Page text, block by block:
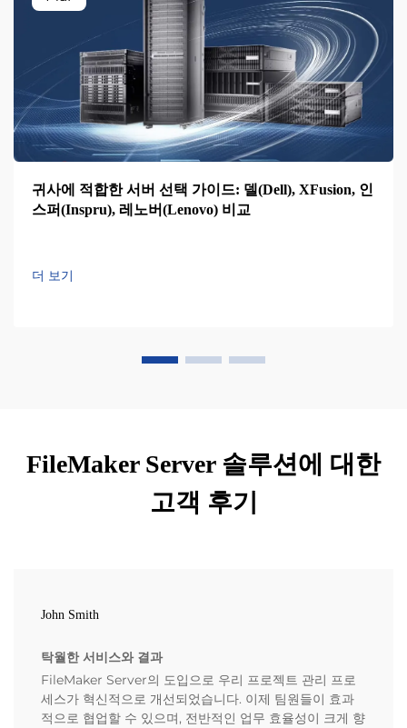
귀사에 적합한 서버 선택 가이드: 델(Dell), XFusion, 인
스퍼(Inspru), 레노버(Lenovo) 비교
더 보기
FileMaker Server 솔루션에 대한
고객 후기
John Smith
탁월한 서비스와 결과
FileMaker Server의 도입으로 우리 프로젝트 관리 프로
세스가 혁신적으로 개선되었습니다. 이제 팀원들이 효과
적으로 협업할 수 있으며, 전반적인 업무 효율성이 크게 향